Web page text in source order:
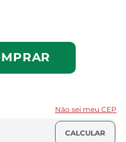
Não sei meu CEP